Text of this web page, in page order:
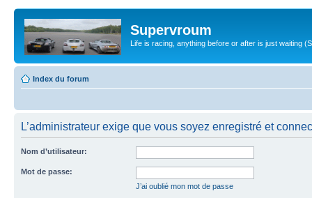
Supervroum
Life is racing, anything before or after is just waiting
Index du forum
L’administrateur exige que vous soyez enregistré et
Nom d’utilisateur:
Mot de passe:
J’ai oublié mon mot de passe